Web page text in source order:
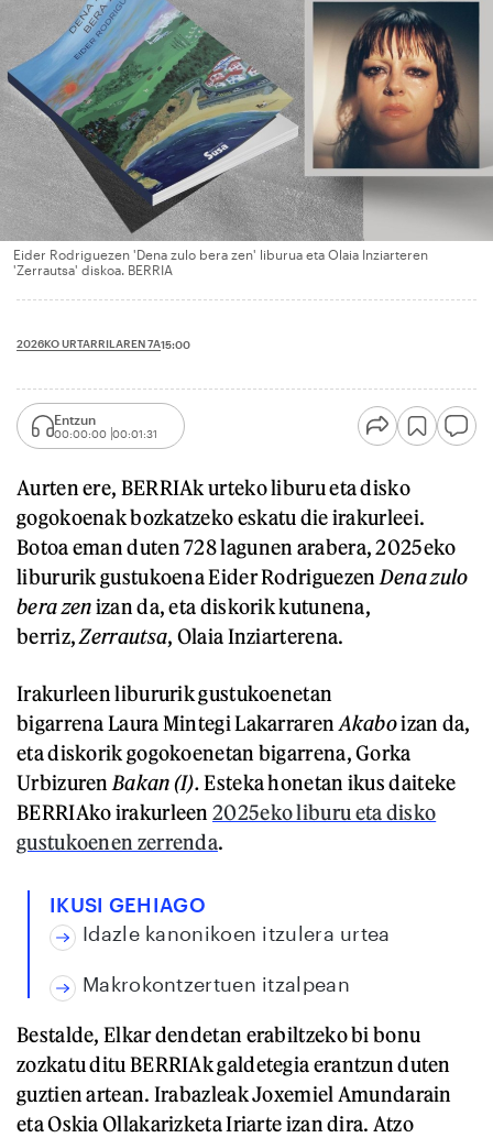
Eider Rodriguezen 'Dena zulo bera zen' liburua eta Olaia Inziarteren
'Zerrautsa' diskoa. BERRIA
2026KO URTARRILAREN 7A15:00
Entzun
00:00:00 00:01:31
Aurten ere, BERRIAk urteko liburu eta disko
gogokoenak bozkatzeko eskatu die irakurleei.
Botoa eman duten 728 lagunen arabera, 2025eko
libururik gustukoena Eider Rodriguezen Dena zulo
bera zenizan da, eta diskorik kutunena,
berriz,Zerrautsa, Olaia Inziarterena.
Irakurleen libururik gustukoenetan
bigarrena Laura Mintegi Lakarraren Akaboizan da,
eta diskorik gogokoenetan bigarrena, Gorka
Urbizuren Bakan (I).Esteka honetan ikus daiteke
BERRIAko irakurleen2025eko liburu eta disko
gustukoenen zerrenda.
IKUSI GEHIAGO
Idazle kanonikoen itzulera urtea
Makrokontzertuen itzalpean
Bestalde, Elkar dendetan erabiltzeko bi bonu
zozkatu ditu BERRIAk galdetegia erantzun duten
guztien artean. Irabazleak Joxemiel Amundarain
eta Oskia Ollakarizketa Iriarte izan dira. Atzo